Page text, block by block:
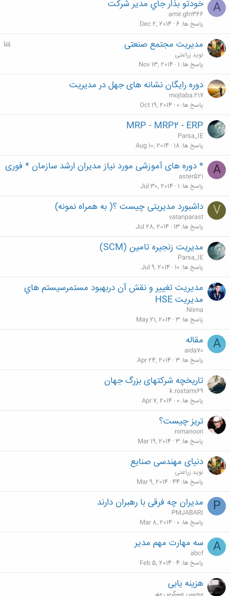
A خودتو بذار جاي مدير شركت
amir.gh1366
پاسخ ها 6
Dec 2, 2014
P
مدیریت مجتمع صنعتی
نوید زراعتی
پاسخ ها 1
Nov 13, 2014
دوره رایگان نشانه های جهل در مدیریت
mojtaba.217
پاسخ ها 0
Oct 19, 2014
MRP - MRP2 - ERP
Parsa_IE
پاسخ ها 18
Aug 10, 2014
A * دوره های آموزشی مورد نیاز مدیران ارشد سازمان * فوری
aster521
پاسخ ها 1
Jul 30, 2014
V داشبورد مدیریتی چیست ؟( به همراه نمونه)
vatanparast
پاسخ ها 13
Jul 28, 2014
مدیریت زنجیره تامین (SCM)
Parsa_IE
پاسخ ها 10
Jul 9, 2014
مديريت تغيير و نقش آن دربهبود مستمرسيستم هاي
مديريت HSE
Niima
پاسخ ها 3
May 21, 2014
A مقاله
aida70
پاسخ ها 3
Apr 24, 2014
تاریخچه شرکتهای بزرگ جهان
k.rostami69
پاسخ ها 0
Apr 7, 2014
تریز چیست؟
nimanoori
پاسخ ها 3
Mar 19, 2014
دنیای مهندسی صنایع
نوید زراعتی
پاسخ ها 44
Mar 9, 2014
P مدیران چه فرقی با رهبران دارند
PMJABARI
پاسخ ها 0
Mar 8, 2014
A سه مهارت مهم مدير
abcf
پاسخ ها 4
Feb 5, 2014
هزینه یابی
محسن عسگرس مهر